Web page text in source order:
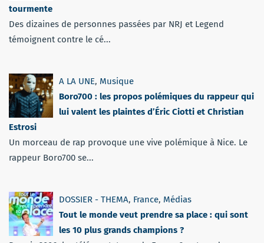
tourmente
Des dizaines de personnes passées par NRJ et Legend
témoignent contre le cé...
A LA UNE, Musique
Boro700 : les propos polémiques du rappeur qui
lui valent les plaintes d’Éric Ciotti et Christian
Estrosi
Un morceau de rap provoque une vive polémique à Nice. Le
rappeur Boro700 se...
DOSSIER - THEMA, France, Médias
Tout le monde veut prendre sa place : qui sont
les 10 plus grands champions ?